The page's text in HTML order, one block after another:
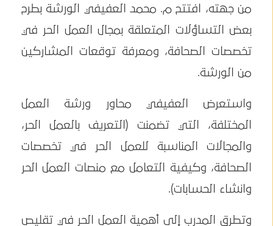
من جهته، افتتح م. محمد العفيفي الورشة بطرح
بعض التساؤلات المتعلقة بمجال العمل الحر في
تخصصات الصحافة، ومعرفة توقعات المشاركين
من الورشة.
واستعرض العفيفي محاور ورشة العمل
المختلفة، التي تضمنت (التعريف بالعمل الحر،
والمجالات المناسبة للعمل الحر في تخصصات
الصحافة، وكيفية التعامل مع منصات العمل الحر
وانشاء الحسابات).
وتطرق المدرب إلى أهمية العمل الحر في تقليص